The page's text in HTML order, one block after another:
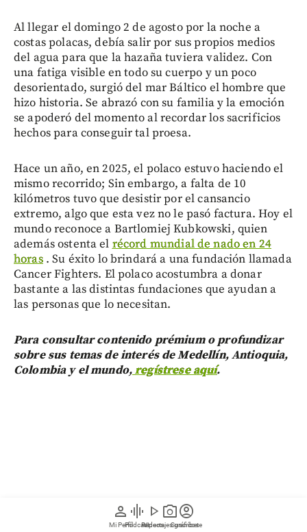
person
Mi Perfil
graphic_eq
Pódcast
play_arrow
Videos
photo_camera
Reportajes gráficos
account_circle
Suscríbete
Al llegar el domingo 2 de agosto por la noche a
costas polacas, debía salir por sus propios medios
del agua para que la hazaña tuviera validez. Con
una fatiga visible en todo su cuerpo y un poco
desorientado, surgió del mar Báltico el hombre que
hizo historia. Se abrazó con su familia y la emoción
se apoderó del momento al recordar los sacrificios
hechos para conseguir tal proesa.
Hace un año, en 2025, el polaco estuvo haciendo el
mismo recorrido; Sin embargo, a falta de 10
kilómetros tuvo que desistir por el cansancio
extremo, algo que esta vez no le pasó factura. Hoy el
mundo reconoce a Bartlomiej Kubkowski, quien
además ostenta el récord mundial de nado en 24
horas. Su éxito lo brindará a una fundación llamada
Cancer Fighters. El polaco acostumbra a donar
bastante a las distintas fundaciones que ayudan a
las personas que lo necesitan.
Para consultar contenido prémium o profundizar
sobre sus temas de interés de Medellín, Antioquia,
Colombia y el mundo,regístrese aquí.